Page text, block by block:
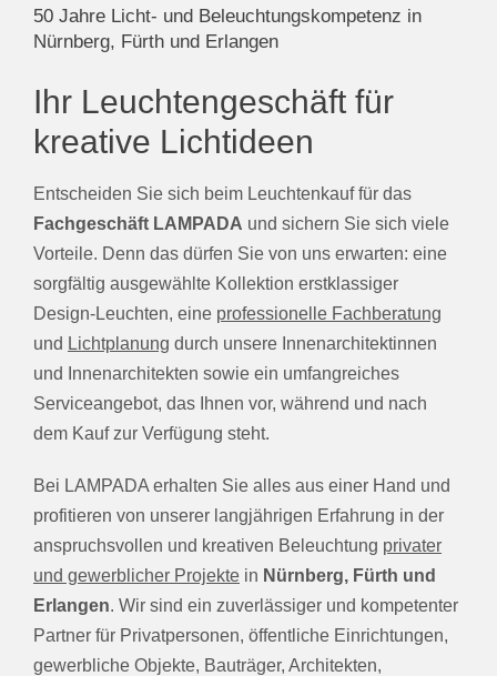
50 Jahre Licht- und Beleuchtungskompetenz in
Nürnberg, Fürth und Erlangen
Ihr Leuchtengeschäft für
kreative Lichtideen
Entscheiden Sie sich beim Leuchtenkauf für das
Fachgeschäft LAMPADA und sichern Sie sich viele
Vorteile. Denn das dürfen Sie von uns erwarten: eine
sorgfältig ausgewählte Kollektion erstklassiger
Design-Leuchten, eine professionelle Fachberatung
und Lichtplanung durch unsere Innenarchitektinnen
und Innenarchitekten sowie ein umfangreiches
Serviceangebot, das Ihnen vor, während und nach
dem Kauf zur Verfügung steht.
Bei LAMPADA erhalten Sie alles aus einer Hand und
profitieren von unserer langjährigen Erfahrung in der
anspruchsvollen und kreativen Beleuchtung privater
und gewerblicher Projektein Nürnberg, Fürth und
Erlangen. Wir sind ein zuverlässiger und kompetenter
Partner für Privatpersonen, öffentliche Einrichtungen,
gewerbliche Objekte, Bauträger, Architekten,